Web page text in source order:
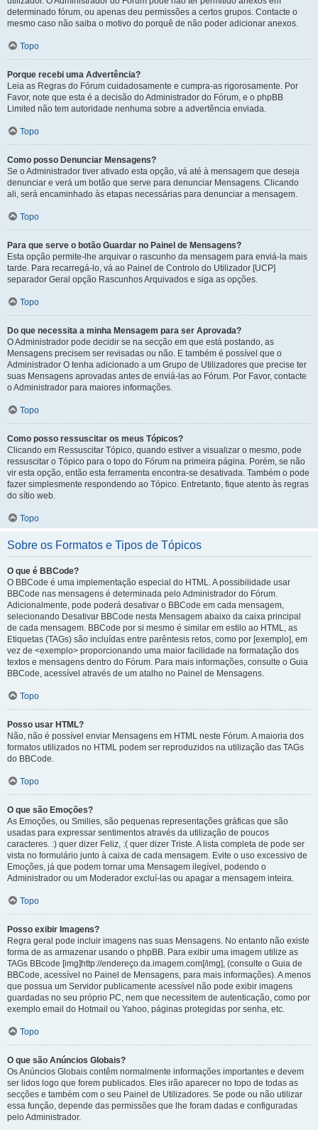
determinado fórum, ou apenas deu permissões a certos grupos. Contacte o
mesmo caso não saiba o motivo do porquê de não poder adicionar anexos.
Topo
Porque recebi uma Advertência?
Leia as Regras do Fórum cuidadosamente e cumpra-as rigorosamente. Por
Favor, note que esta é a decisão do Administrador do Fórum, e o phpBB
Limited não tem autoridade nenhuma sobre a advertência enviada.
Topo
Como posso Denunciar Mensagens?
Se o Administrador tiver ativado esta opção, vá até à mensagem que deseja
denunciar e verá um botão que serve para denunciar Mensagens. Clicando
ali, será encaminhado às etapas necessárias para denunciar a mensagem.
Topo
Para que serve o botão Guardar no Painel de Mensagens?
Esta opção permite-lhe arquivar o rascunho da mensagem para enviá-la mais
tarde. Para recarregá-lo, vá ao Painel de Controlo do Utilizador [UCP]
separador Geral opção Rascunhos Arquivados e siga as opções.
Topo
Do que necessita a minha Mensagem para ser Aprovada?
O Administrador pode decidir se na secção em que está postando, as
Mensagens precisem ser revisadas ou não. E também é possível que o
Administrador O tenha adicionado a um Grupo de Utilizadores que precise ter
suas Mensagens aprovadas antes de enviá-las ao Fórum. Por Favor, contacte
o Administrador para maiores informações.
Topo
Como posso ressuscitar os meus Tópicos?
Clicando em Ressuscitar Tópico, quando estiver a visualizar o mesmo, pode
ressuscitar o Tópico para o topo do Fórum na primeira página. Porém, se não
vir esta opção, então esta ferramenta encontra-se desativada. Também o pode
fazer simplesmente respondendo ao Tópico. Entretanto, fique atento às regras
do sítio web.
Topo
Sobre os Formatos e Tipos de Tópicos
O que é BBCode?
O BBCode é uma implementação especial do HTML. A possibilidade usar
BBCode nas mensagens é determinada pelo Administrador do Fórum.
Adicionalmente, pode poderá desativar o BBCode em cada mensagem,
selecionando Desativar BBCode nesta Mensagem abaixo da caixa principal
de cada mensagem. BBCode por si mesmo é similar em estilo ao HTML, as
Etiquetas (TAGs) são incluídas entre parêntesis retos, como por [exemplo], em
vez de <exemplo> proporcionando uma maior facilidade na formatação dos
textos e mensagens dentro do Fórum. Para mais informações, consulte o Guia
BBCode, acessível através de um atalho no Painel de Mensagens.
Topo
Posso usar HTML?
Não, não é possível enviar Mensagens em HTML neste Fórum. A maioria dos
formatos utilizados no HTML podem ser reproduzidos na utilização das TAGs
do BBCode.
Topo
O que são Emoções?
As Emoções, ou Smilies, são pequenas representações gráficas que são
usadas para expressar sentimentos através da utilização de poucos
caracteres. :) quer dizer Feliz, :( quer dizer Triste. A lista completa de pode ser
vista no formulário junto à caixa de cada mensagem. Evite o uso excessivo de
Emoções, já que podem tornar uma Mensagem ilegível, podendo o
Administrador ou um Moderador excluí-las ou apagar a mensagem inteira.
Topo
Posso exibir Imagens?
Regra geral pode incluir imagens nas suas Mensagens. No entanto não existe
forma de as armazenar usando o phpBB. Para exibir uma imagem utilize as
TAGs BBcode [img]http://endereço.da.imagem.com[/img], (consulte o Guia de
BBCode, acessível no Painel de Mensagens, para mais informações). A menos
que possua um Servidor publicamente acessível não pode exibir imagens
guardadas no seu próprio PC, nem que necessitem de autenticação, como por
exemplo email do Hotmail ou Yahoo, páginas protegidas por senha, etc.
Topo
O que são Anúncios Globais?
Os Anúncios Globais contêm normalmente informações importantes e devem
ser lidos logo que forem publicados. Eles irão aparecer no topo de todas as
secções e também com o seu Painel de Utilizadores. Se pode ou não utilizar
essa função, depende das permissões que lhe foram dadas e configuradas
pelo Administrador.